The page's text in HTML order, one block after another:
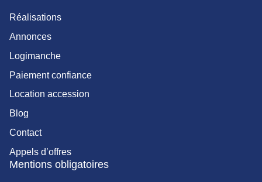
Réalisations
Annonces
Logimanche
Paiement confiance
Location accession
Blog
Contact
Appels d’offres
Mentions obligatoires